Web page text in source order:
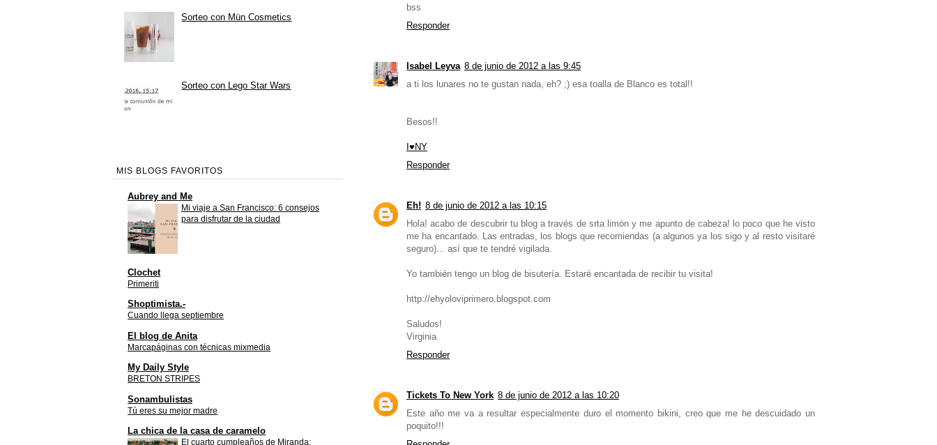
bss
Responder
Isabel Leyva 8 de junio de 2012 a las 9:45
a ti los lunares no te gustan nada, eh? ;) esa toalla de Blanco es total!!
Besos!!
I♥NY
Responder
Eh! 8 de junio de 2012 a las 10:15
Hola! acabo de descubrir tu blog a través de srta limón y me apunto de cabeza! lo poco que he visto
me ha encantado. Las entradas, los blogs que recomiendas (a algunos ya los sigo y al resto visitaré
seguro)... así que te tendré vigilada.
Yo también tengo un blog de bisutería. Estaré encantada de recibir tu visita!
http://ehyoloviprimero.blogspot.com
Saludos!
Virginia
Responder
Tickets To New York 8 de junio de 2012 a las 10:20
Este año me va a resultar especialmente duro el momento bikini, creo que me he descuidado un
poquito!!!
Sorteo con Mün Cosmetics
Sorteo con Lego Star Wars
MIS BLOGS FAVORITOS
Aubrey and Me
Mi viaje a San Francisco: 6 consejos
para disfrutar de la ciudad
Clochet
Primeriti
Shoptimista.-
Cuando llega septiembre
El blog de Anita
Marcapáginas con técnicas mixmedia
My Daily Style
BRETON STRIPES
Sonambulistas
Tú eres su mejor madre
La chica de la casa de caramelo
El cuarto cumpleaños de Miranda: